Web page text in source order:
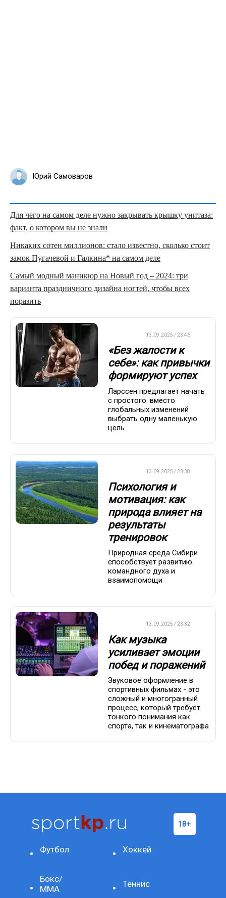
Юрий Самоваров
Для чего на самом деле нужно закрывать крышку унитаза:
факт, о котором вы не знали
Никаких сотен миллионов: стало известно, сколько стоит
замок Пугачевой и Галкина* на самом деле
Самый модный маникюр на Новый год – 2024: три
варианта праздничного дизайна ногтей, чтобы всех
поразить
13.09.2025 / 23:46
«Без жалости к
себе»: как привычки
формируют успех
Ларссен предлагает начать
с простого: вместо
глобальных изменений
выбрать одну маленькую
цель
13.09.2025 / 23:38
Психология и
мотивация: как
природа влияет на
результаты
тренировок
Природная среда Сибири
способствует развитию
командного духа и
взаимопомощи
13.09.2025 / 23:32
Как музыка
усиливает эмоции
побед и поражений
Звуковое оформление в
спортивных фильмах - это
сложный и многогранный
процесс, который требует
тонкого понимания как
спорта, так и кинематографа
Футбол Хоккей
Бокс/
ММА
Теннис